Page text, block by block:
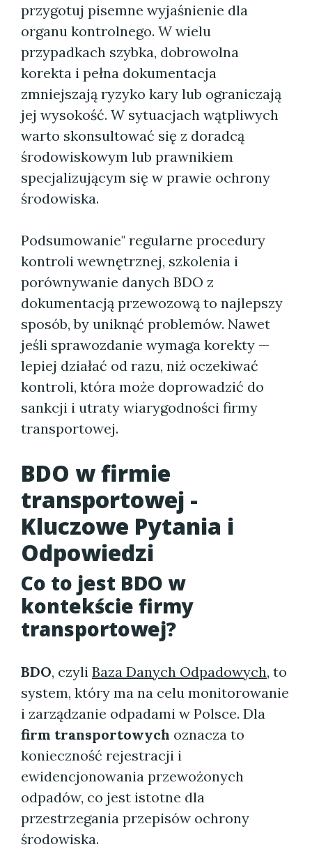
przygotuj pisemne wyjaśnienie dla
organu kontrolnego. W wielu
przypadkach szybka, dobrowolna
korekta i pełna dokumentacja
zmniejszają ryzyko kary lub ograniczają
jej wysokość. W sytuacjach wątpliwych
warto skonsultować się z doradcą
środowiskowym lub prawnikiem
specjalizującym się w prawie ochrony
środowiska.
Podsumowanie" regularne procedury
kontroli wewnętrznej, szkolenia i
porównywanie danych BDO z
dokumentacją przewozową to najlepszy
sposób, by uniknąć problemów. Nawet
jeśli sprawozdanie wymaga korekty —
lepiej działać od razu, niż oczekiwać
kontroli, która może doprowadzić do
sankcji i utraty wiarygodności firmy
transportowej.
BDO w firmie
transportowej -
Kluczowe Pytania i
Odpowiedzi
Co to jest BDO w
kontekście firmy
transportowej?
BDO, czyli Baza Danych Odpadowych, to
system, który ma na celu monitorowanie
i zarządzanie odpadami w Polsce. Dla
firm transportowych oznacza to
konieczność rejestracji i
ewidencjonowania przewożonych
odpadów, co jest istotne dla
przestrzegania przepisów ochrony
środowiska.